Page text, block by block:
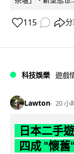
115
科技娛樂 遊戲
Lawton 20 小
日本二手
四成 "懷